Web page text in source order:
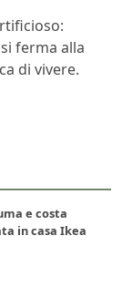
ferma alla
di vivere.
e costa
in casa Ikea